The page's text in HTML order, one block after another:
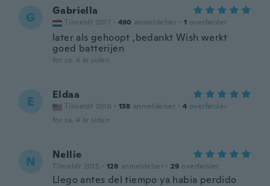
G Gabriella
Tilmeldt 2017 · 490 anmeldelser · 1 overførsler
later als gehoopt ,bedankt Wish werkt
goed batterijen
for ca. 4 år siden
E Eldaa
Tilmeldt 2016 · 138 anmeldelser · 4 overførsler
for ca. 4 år siden
N Nellie
Tilmeldt 2015 · 128 anmeldelser · 29 overførsler
Llego antes del tiempo ya habia perdido